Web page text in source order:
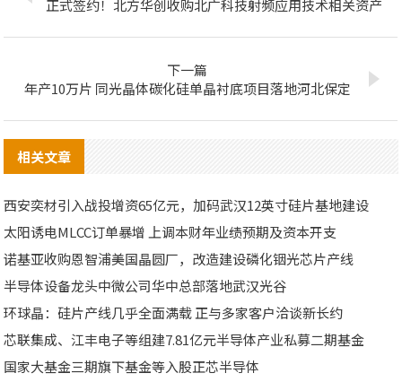
正式签约！北方华创收购北广科技射频应用技术相关资产
下一篇
年产10万片 同光晶体碳化硅单晶衬底项目落地河北保定
相关文章
西安奕材引入战投增资65亿元，加码武汉12英寸硅片基地建设
太阳诱电MLCC订单暴增 上调本财年业绩预期及资本开支
诺基亚收购恩智浦美国晶圆厂，改造建设磷化铟光芯片产线
半导体设备龙头中微公司华中总部落地武汉光谷
环球晶：硅片产线几乎全面满载 正与多家客户洽谈新长约
芯联集成、江丰电子等组建7.81亿元半导体产业私募二期基金
国家大基金三期旗下基金等入股正芯半导体